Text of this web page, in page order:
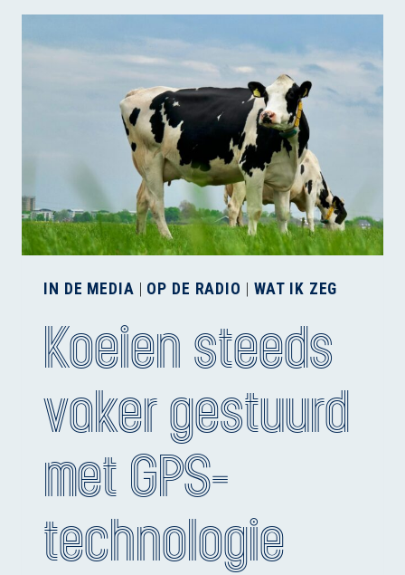
DE
AAIBAARHEIDSFACTOR
IN DE MEDIA OP DE RADIO WAT IK ZEG
Koeien steeds
vaker gestuurd
met GPS-
technologie